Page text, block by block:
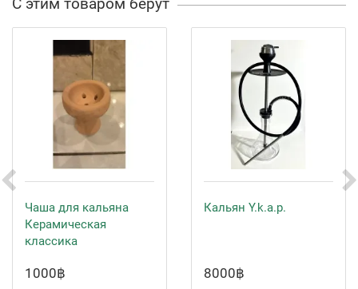
Чаша для кальяна
Керамическая
классика
1000฿
Кальян Y.k.a.p.
8000฿